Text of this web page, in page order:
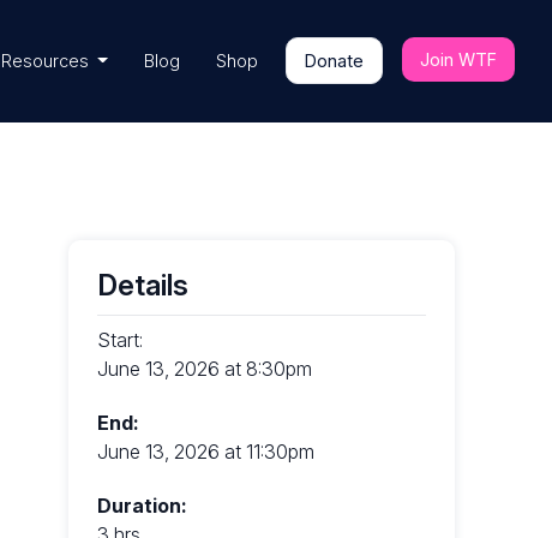
Resources Blog Shop Donate Join WTF
Details
Start:
June 13, 2026 at 8:30pm
End:
June 13, 2026 at 11:30pm
Duration: